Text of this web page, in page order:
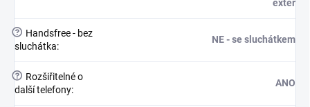
exter
?
Handsfree - bez
sluchátka:
NE - se sluchátkem
?
Rozšiřitelné o
další telefony:
ANO